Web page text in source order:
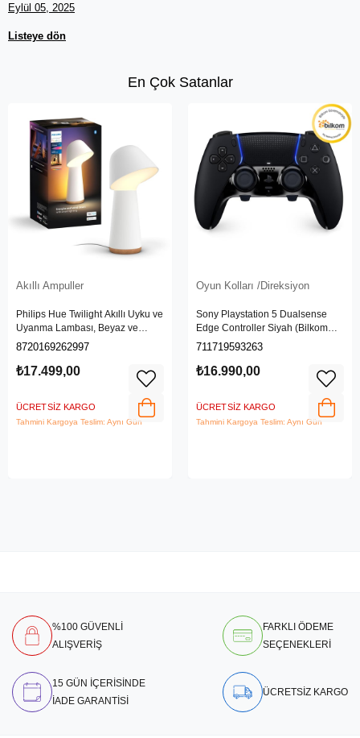
Eylül 05, 2025
Listeye dön
En Çok Satanlar
Akıllı Ampuller
Philips Hue Twilight Akıllı Uyku ve
Uyanma Lambası, Beyaz ve
Renkli Işık, Alexa, Apple Home ve
8720169262997
₺17.499,00
ÜCRETSIZ KARGO
Tahmini Kargoya Teslim: Aynı Gün
Oyun Kolları /Direksiyon
Sony Playstation 5 Dualsense
Edge Controller Siyah (Bilkom
Garantili)
711719593263
₺16.990,00
ÜCRETSIZ KARGO
Tahmini Kargoya Teslim: Aynı Gün
%100 GÜVENLİ
ALIŞVERİŞ
FARKLI ÖDEME
SEÇENEKLERİ
15 GÜN İÇERİSİNDE
İADE GARANTİSİ
ÜCRETSİZ KARGO